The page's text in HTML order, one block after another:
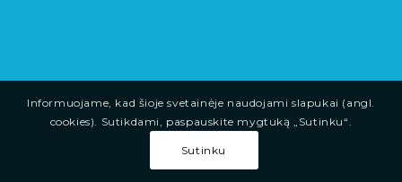
Informuojame, kad šioje svetainėje naudojami slapukai (angl.
cookies). Sutikdami, paspauskite mygtuką „Sutinku“.
Sutinku